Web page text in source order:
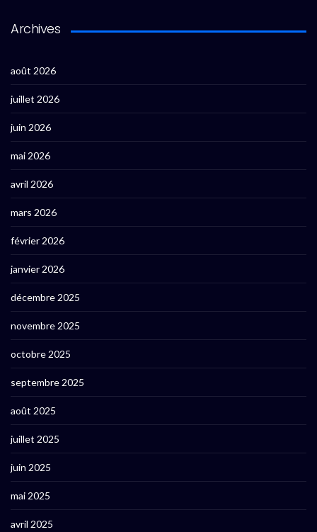
Archives
août 2026
juillet 2026
juin 2026
mai 2026
avril 2026
mars 2026
février 2026
janvier 2026
décembre 2025
novembre 2025
octobre 2025
septembre 2025
août 2025
juillet 2025
juin 2025
mai 2025
avril 2025